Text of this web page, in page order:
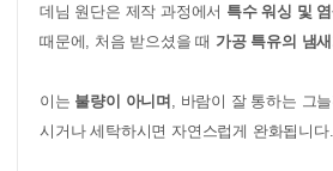
데님 원단은 제작 과정에서 특수 워싱 및
때문에, 처음 받으셨을 때 가공 특유의 냄새
이는 불량이 아니며
, 바람이 잘 통하는 그
시거나 세탁하시면 자연스럽게 완화됩니다.